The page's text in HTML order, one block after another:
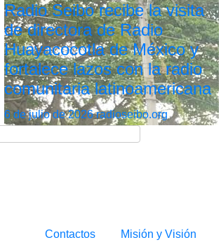
Radio Seibo recibe la visita
de directora de Radio
Huayacocotla de México y
fortalece lazos con la radio
comunitaria latinoamericana
6 de julio de 2026radioseibo.org
Contactos Misión y Visión